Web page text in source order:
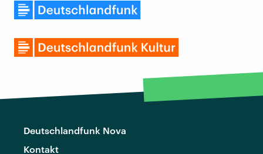
Deutschlandfunk Nova
Kontakt